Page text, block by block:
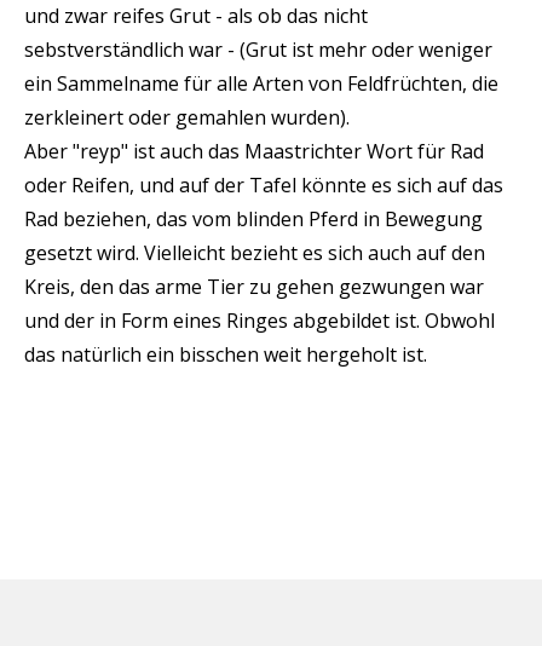
und zwar reifes Grut - als ob das nicht
sebstverständlich war - (Grut ist mehr oder weniger
ein Sammelname für alle Arten von Feldfrüchten, die
zerkleinert oder gemahlen wurden).
Aber "reyp" ist auch das Maastrichter Wort für Rad
oder Reifen, und auf der Tafel könnte es sich auf das
Rad beziehen, das vom blinden Pferd in Bewegung
gesetzt wird. Vielleicht bezieht es sich auch auf den
Kreis, den das arme Tier zu gehen gezwungen war
und der in Form eines Ringes abgebildet ist. Obwohl
das natürlich ein bisschen weit hergeholt ist.